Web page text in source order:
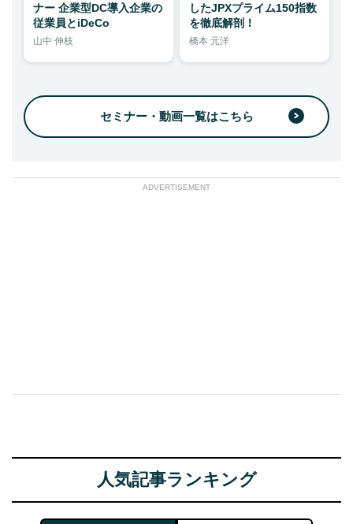
ナー 企業型DC導入企業の
従業員とiDeCo
山中 伸枝
したJPXプライム150指数
を徹底解剖！
橋本 元洋
セミナー・動画一覧はこちら
ADVERTISEMENT
人気記事ランキング